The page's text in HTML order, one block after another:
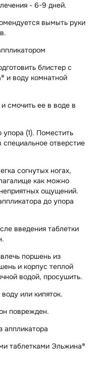
- 6-9 дней.
вымыть руки
блистер с
и воду комнатной
смочить ее в воде в
(1). Поместить
отверстие
согнутых ногах,
как можно
ощущений.
до упора
введения таблетки
поршень из
и корпус теплой
водой, просушить.
или кипяток.
поврежден.
аппликатора
таблетками Эльжина®